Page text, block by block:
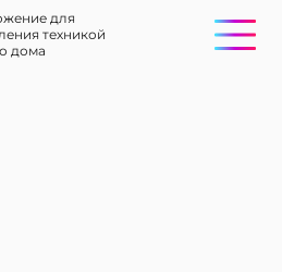
для
техникой
дома